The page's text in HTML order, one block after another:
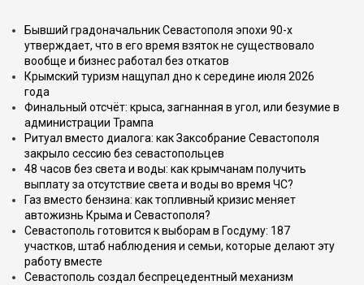
Бывший градоначальник Севастополя эпохи 90-х
утверждает, что в его время взяток не существовало
вообще и бизнес работал без откатов
Крымский туризм нащупал дно к середине июля 2026
года
Финальный отсчёт: крыса, загнанная в угол, или безумие в
администрации Трампа
Ритуал вместо диалога: как Заксобрание Севастополя
закрыло сессию без севастопольцев
48 часов без света и воды: как крымчанам получить
выплату за отсутствие света и воды во время ЧС?
Газ вместо бензина: как топливный кризис меняет
автожизнь Крыма и Севастополя?
Севастополь готовится к выборам в Госдуму: 187
участков, штаб наблюдения и семьи, которые делают эту
работу вместе
Севастополь создал беспрецедентный механизм